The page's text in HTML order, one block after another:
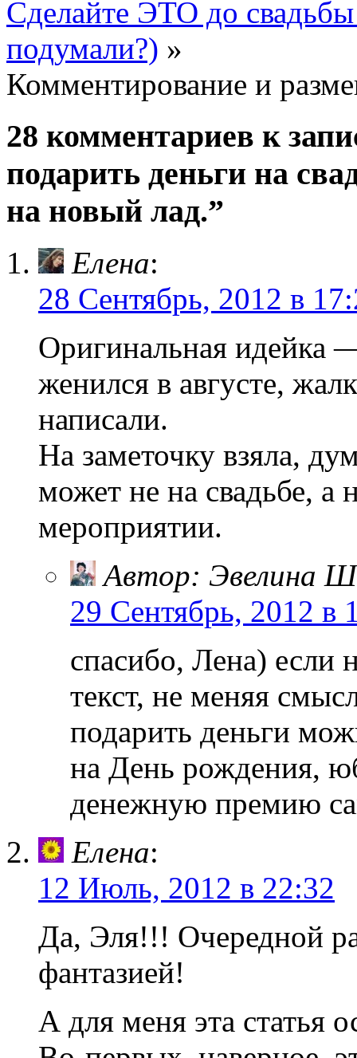
Сделайте ЭТО до
подумали?) »
Комментирование и
28 комментариев к
подарить деньги на
на новый лад.”
Елена:
28 Сентябрь, 2012 в
Оригинальная
женился в августе,
написали.
На заметочку взяла,
может не на свадьбе, а
мероприятии.
Автор: Эвелина
29 Сентябрь, 2012 в
спасибо, Лена) если
текст, не меняя
подарить деньги
на День рождения,
денежную премию
Елена:
12 Июль, 2012 в 22:32
Да, Эля!!! Очередной
фантазией!
А для меня эта статья